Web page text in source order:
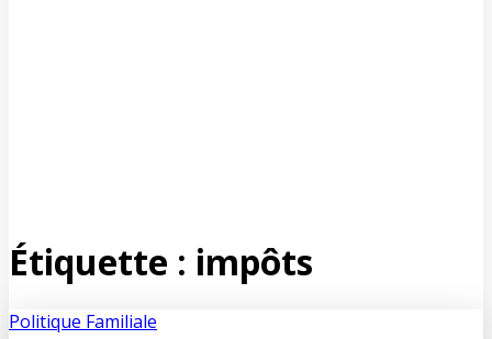
Étiquette : impôts
Politique Familiale